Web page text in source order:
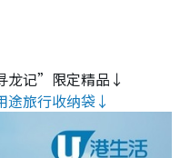
龙记”限定精品↓
途旅行收纳袋↓